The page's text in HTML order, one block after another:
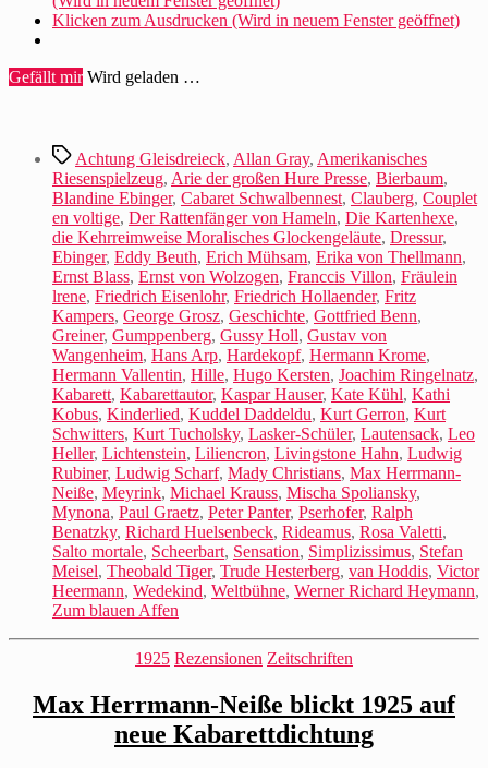
Klicken zum Ausdrucken (Wird in neuem Fenster geöffnet)
Gefällt mir Wird geladen …
Schlagwörter
Achtung Gleisdreieck, Allan Gray, Amerikanisches
Riesenspielzeug, Arie der großen Hure Presse, Bierbaum,
Blandine Ebinger, Cabaret Schwalbennest, Clauberg, Couplet
en voltige, Der Rattenfänger von Hameln, Die Kartenhexe,
die Kehrreimweise Moralisches Glockengeläute, Dressur,
Ebinger, Eddy Beuth, Erich Mühsam, Erika von Thellmann,
Ernst Blass, Ernst von Wolzogen, Franccis Villon, Fräulein
lrene, Friedrich Eisenlohr, Friedrich Hollaender, Fritz
Kampers, George Grosz, Geschichte, Gottfried Benn,
Greiner, Gumppenberg, Gussy Holl, Gustav von
Wangenheim, Hans Arp, Hardekopf, Hermann Krome,
Hermann Vallentin, Hille, Hugo Kersten, Joachim Ringelnatz,
Kabarett, Kabarettautor, Kaspar Hauser, Kate Kühl, Kathi
Kobus, Kinderlied, Kuddel Daddeldu, Kurt Gerron, Kurt
Schwitters, Kurt Tucholsky, Lasker-Schüler, Lautensack, Leo
Heller, Lichtenstein, Liliencron, Livingstone Hahn, Ludwig
Rubiner, Ludwig Scharf, Mady Christians, Max Herrmann-
Neiße, Meyrink, Michael Krauss, Mischa Spoliansky,
Mynona, Paul Graetz, Peter Panter, Pserhofer, Ralph
Benatzky, Richard Huelsenbeck, Rideamus, Rosa Valetti,
Salto mortale, Scheerbart, Sensation, Simplizissimus, Stefan
Meisel, Theobald Tiger, Trude Hesterberg, van Hoddis, Victor
Heermann, Wedekind, Weltbühne, Werner Richard Heymann,
Zum blauen Affen
Kategorien
1925 Rezensionen Zeitschriften
Max Herrmann-Neiße blickt 1925 auf
neue Kabarettdichtung